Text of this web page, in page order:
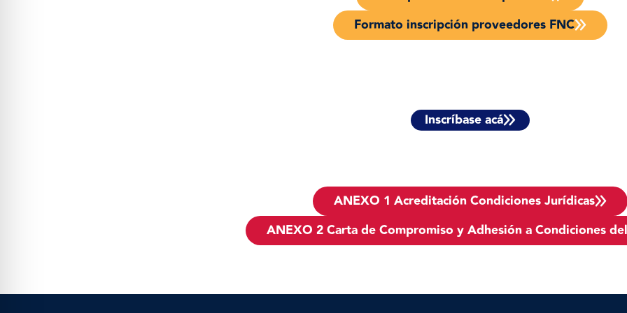
Formato inscripción proveedores FNC
Inscríbase acá
ANEXO 1 Acreditación Condiciones Jurídicas
ANEXO 2 Carta de Compromiso y Adhesión a Condiciones